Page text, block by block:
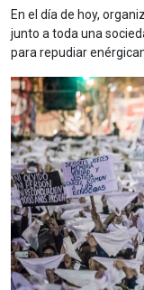
En el día de hoy,
junto a toda una
para repudiar